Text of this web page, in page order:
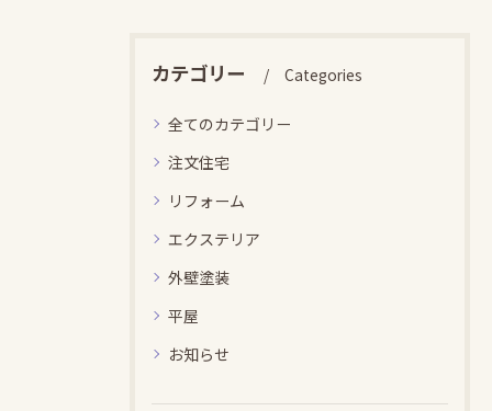
カテゴリー Categories
全てのカテゴリー
注文住宅
リフォーム
エクステリア
外壁塗装
平屋
お知らせ